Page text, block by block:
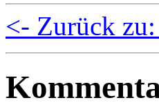
<- Zurück